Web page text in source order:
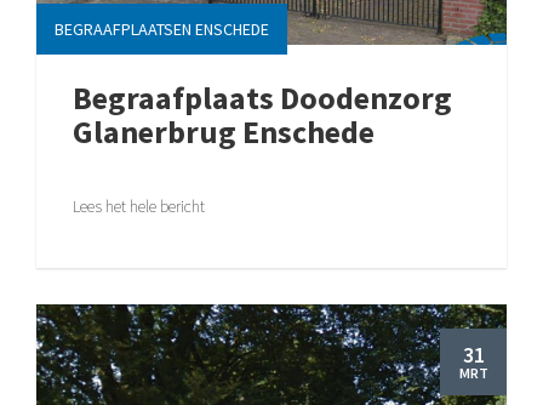
BEGRAAFPLAATSEN ENSCHEDE
Begraafplaats Doodenzorg
Glanerbrug Enschede
Lees het hele bericht
31
MRT